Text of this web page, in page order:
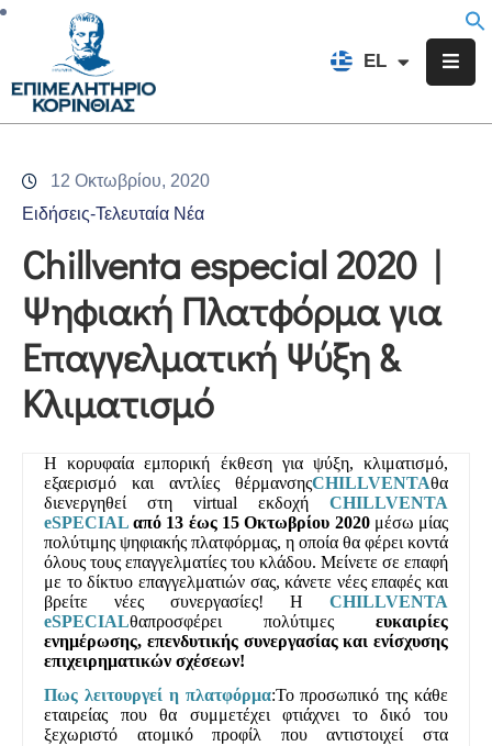
EL
FR
Επιμελητήριο
Υπηρεσίες
Προγράμματα
&
Δράσεις
Εκδηλώσεις
Επικοινωνία
12 Οκτωβρίου, 2020
Ειδήσεις-Τελευταία Νέα
Chillventa especial 2020 |
Ψηφιακή Πλατφόρμα για
Επαγγελματική Ψύξη &
Κλιματισμό
Η κορυφαία εμπορική έκθεση για ψύξη, κλιματισμό,
εξαερισμό και
αντλίες θέρμανσηςCHILLVENTAθα
διενεργηθεί στη virtualεκδοχήCHILLVENTA
eSPECIALαπό 13 έως 15 Οκτωβρίου 2020μέσω μίας
πολύτιμης ψηφιακής πλατφόρμας, η οποία θα φέρει κοντά
όλους τους επαγγελματίες του κλάδου. Μείνετε σε επαφή
με το δίκτυο επαγγελματιών σας, κάνετε νέες επαφές και
βρείτε νέες συνεργασίες! ΗCHILLVENTA
eSPECIALθαπροσφέρει πολύτιμεςευκαιρίες
ενημέρωσης, επενδυτικής συνεργασίας και ενίσχυσης
επιχειρηματικών σχέσεων!
Πως λειτουργεί η πλατφόρμα:Το προσωπικό της κάθε
εταιρείας που θα συμμετέχει φτιάχνει το δικό του
ξεχωριστό ατομικό προφίλ που αντιστοιχεί στα